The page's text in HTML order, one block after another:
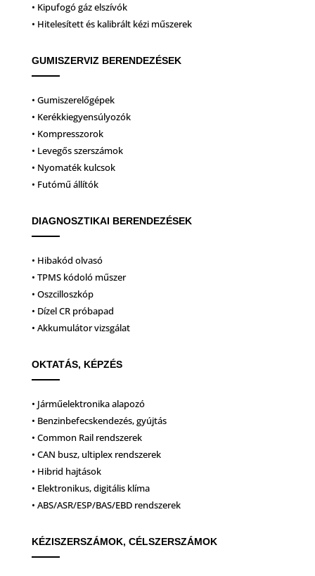
• Kipufogó gáz elszívók
• Hitelesített és kalibrált kézi műszerek
GUMISZERVIZ BERENDEZÉSEK
• Gumiszerelőgépek
• Kerékkiegyensúlyozók
• Kompresszorok
• Levegős szerszámok
• Nyomaték kulcsok
• Futómű állítók
DIAGNOSZTIKAI BERENDEZÉSEK
• Hibakód olvasó
• TPMS kódoló műszer
• Oszcilloszkóp
• Dízel CR próbapad
• Akkumulátor vizsgálat
OKTATÁS, KÉPZÉS
• Járműelektronika alapozó
• Benzinbefecskendezés, gyújtás
• Common Rail rendszerek
• CAN busz, ultiplex rendszerek
• Hibrid hajtások
• Elektronikus, digitális klíma
• ABS/ASR/ESP/BAS/EBD rendszerek
KÉZISZERSZÁMOK, CÉLSZERSZÁMOK